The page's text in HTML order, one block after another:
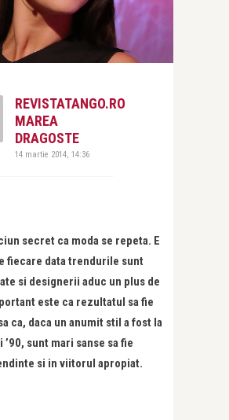
REVISTATANGO.RO
MAREA
DRAGOSTE
14 martie 2014, 14:36
secret ca moda se repeta. E
fiecare data trendurile sunt
si designerii aduc un plus de
este ca rezultatul sa fie
ca, daca un anumit stil a fost la
’90, sunt mari sanse sa fie
si in viitorul apropiat.